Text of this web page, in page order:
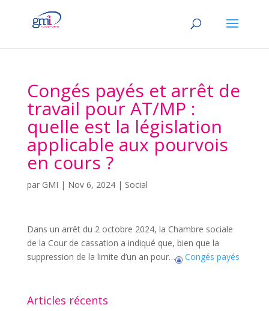
Congés payés et arrêt de
travail pour AT/MP :
quelle est la législation
applicable aux pourvois
en cours ?
par GMI | Nov 6, 2024| Social
Dans un arrêt du 2 octobre 2024, la Chambre sociale
de la Cour de cassation a indiqué que, bien que la
suppression de la limite d’un an pour…
Congés payés
Articles récents